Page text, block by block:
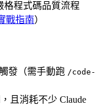
格程式碼品質流程
戰指南）
發（需手動跑 /code-
且消耗不少 Claude